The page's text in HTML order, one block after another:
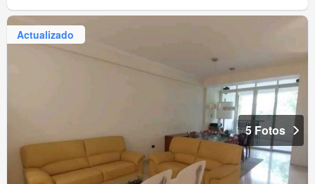
Actualizado
5 Fotos